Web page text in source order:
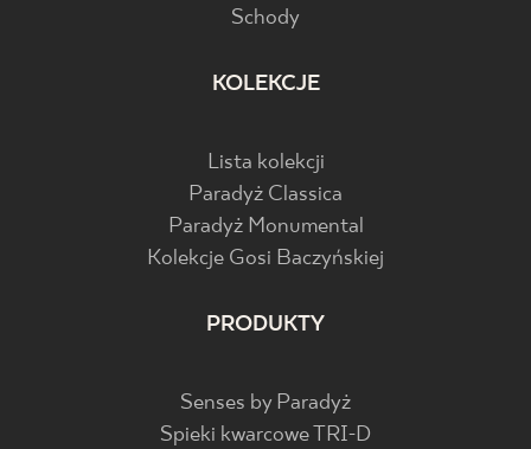
Schody
KOLEKCJE
Lista kolekcji
Paradyż Classica
Paradyż Monumental
Kolekcje Gosi Baczyńskiej
PRODUKTY
Senses by Paradyż
Spieki kwarcowe TRI-D